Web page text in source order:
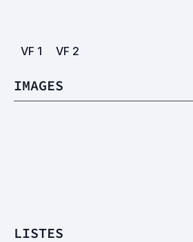
VF 1 VF 2
IMAGES
LISTES